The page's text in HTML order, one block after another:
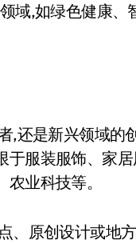
,如绿色健康、
,还是新兴领域的
服装服饰、家
业科技等。
、原创设计或地